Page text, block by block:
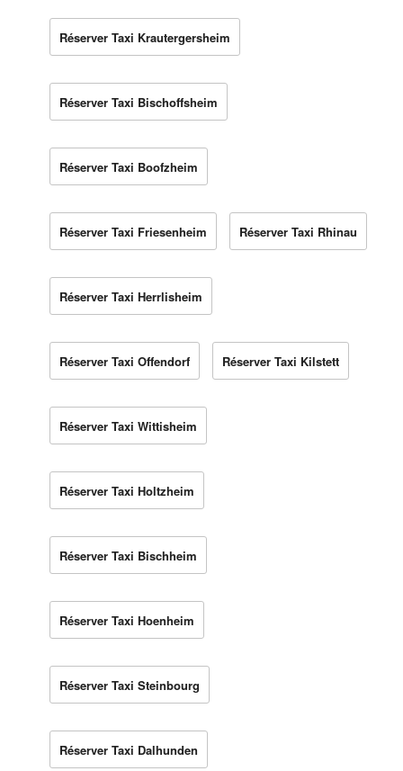
Réserver Taxi Krautergersheim
Réserver Taxi Bischoffsheim
Réserver Taxi Boofzheim
Réserver Taxi Friesenheim Réserver Taxi Rhinau
Réserver Taxi Herrlisheim
Réserver Taxi Offendorf Réserver Taxi Kilstett
Réserver Taxi Wittisheim
Réserver Taxi Holtzheim
Réserver Taxi Bischheim
Réserver Taxi Hoenheim
Réserver Taxi Steinbourg
Réserver Taxi Dalhunden